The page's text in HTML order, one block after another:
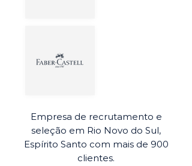
Empresa de recrutamento e
seleção em Rio Novo do Sul,
Espírito Santo com mais de 900
clientes.